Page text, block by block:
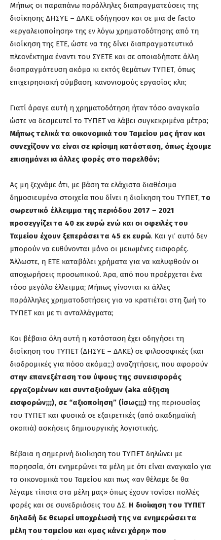
Μήπως οι παραπάνω παράλληλες διαπραγματεύσεις της
διοίκησης ΔΗΣΥΕ – ΔΑΚΕ οδήγησαν και σε μια de facto
«εργαλειοποίηση» της εν λόγω χρηματοδότησης από τη
διοίκηση της ΕΤΕ, ώστε να της δίνει διαπραγματευτικό
πλεονέκτημα έναντι του ΣΥΕΤΕ και σε οποιαδήποτε άλλη
διαπραγμάτευση ακόμα κι εκτός θεμάτων ΤΥΠΕΤ, όπως
επιχειρησιακή σύμβαση, κανονισμούς εργασίας κλπ;
Γιατί άραγε αυτή η χρηματοδότηση ήταν τόσο αναγκαία
ώστε να δεσμευτεί το ΤΥΠΕΤ να λάβει συγκεκριμένα μέτρα;
Μήπως τελικά τα οικονομικά του Ταμείου μας ήταν και
συνεχίζουν να είναι σε κρίσιμη κατάσταση, όπως έχουμε
επισημάνει κι άλλες φορές στο παρελθόν;
Ας μη ξεχνάμε ότι, με βάση τα ελάχιστα διαθέσιμα
δημοσιευμένα στοιχεία που δίνει η διοίκηση του ΤΥΠΕΤ,το
σωρευτικό έλλειμμα της περιόδου 2017 – 2021
προσεγγίζει τα 40 εκ ευρώ ενώ και οι οφειλές του
Ταμείου έχουν ξεπεράσει τα 45 εκ ευρώ. Και γι’ αυτό δεν
μπορούν να ευθύνονται μόνο οι μειωμένες εισφορές.
Άλλωστε, η ΕΤΕ καταβάλει χρήματα για να καλυφθούν οι
αποχωρήσεις προσωπικού. Άρα, από που προέρχεται ένα
τόσο μεγάλο έλλειμμα; Μήπως γίνονται κι άλλες
παράλληλες χρηματοδοτήσεις για να κρατιέται στη ζωή το
ΤΥΠΕΤ και με τι ανταλλάγματα;
Και βέβαια όλη αυτή η κατάσταση έχει οδηγήσει τη
διοίκηση του ΤΥΠΕΤ (ΔΗΣΥΕ – ΔΑΚΕ) σε φιλοσοφικές (και
διαδρομικές για πόσο ακόμα;;;) αναζητήσεις, που αφορούν
στην επανεξέταση του ύψους της συνεισφοράς
εργαζομένων και συνταξιούχων (aka αύξηση
εισφορών;;;), σε “αξιοποίηση” (ίσως;;;) της περιουσίας
του ΤΥΠΕΤ και φυσικά σε εξαιρετικές (από ακαδημαϊκή
σκοπιά) ασκήσεις δημιουργικής λογιστικής.
Βέβαια η σημερινή διοίκηση του ΤΥΠΕΤ δηλώνει με
παρησσία, ότι ενημερώνει τα μέλη με ότι είναι αναγκαίο για
τα οικονομικά του Ταμείου και πως «αν θέλαμε δε θα
λέγαμε τίποτα στα μέλη μας» όπως έχουν τονίσει πολλές
φορές και σε συνεδριάσεις του ΔΣ. Η διοίκηση του ΤΥΠΕΤ
δηλαδή δε θεωρεί υποχρέωσή της να ενημερώσει τα
μέλη του ταμείου και «μας κάνει χάρη» που